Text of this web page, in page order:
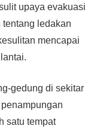
upaya evakuasi
ledakan
mencapai
gedung di sekitar
satu tempat